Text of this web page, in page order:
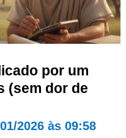
por um
(sem dor de
2026 às 09:58